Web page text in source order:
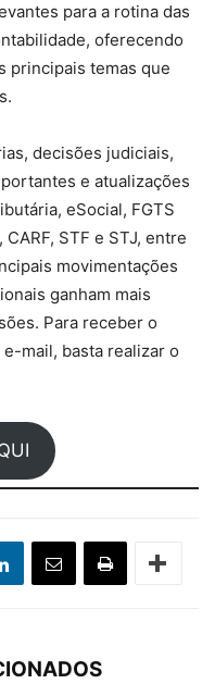
para a rotina das
oferecendo
principais temas que
decisões judiciais,
e atualizações
eSocial, FGTS
STF e STJ, entre
movimentações
ganham mais
Para receber o
mail, basta realizar o